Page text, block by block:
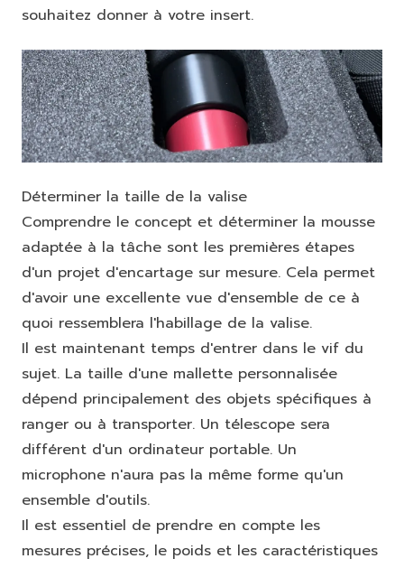
souhaitez donner à votre insert.
Déterminer la taille de la valise
Comprendre le concept et déterminer la mousse
adaptée à la tâche sont les premières étapes
d'un projet d'encartage sur mesure. Cela permet
d'avoir une excellente vue d'ensemble de ce à
quoi ressemblera l'habillage de la valise.
Il est maintenant temps d'entrer dans le vif du
sujet. La taille d'une mallette personnalisée
dépend principalement des objets spécifiques à
ranger ou à transporter. Un télescope sera
différent d'un ordinateur portable. Un
microphone n'aura pas la même forme qu'un
ensemble d'outils.
Il est essentiel de prendre en compte les
mesures précises, le poids et les caractéristiques